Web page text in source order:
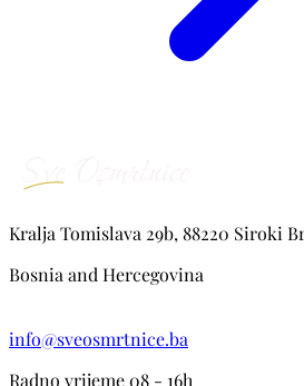
Kralja Tomislava 29b, 88220 Siroki
Bosnia and Hercegovina
info@sveosmrtnice.ba
Radno vrijeme 08 - 16h